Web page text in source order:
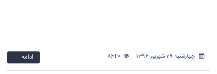
چهارشنبه 29 شهریور 1396 ادامه ...